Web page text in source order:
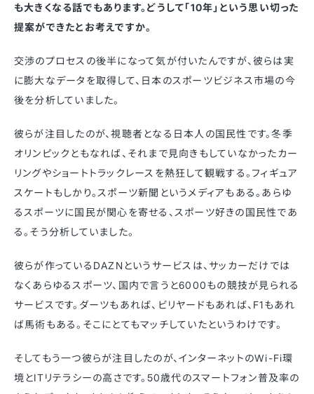
も大きくなる話でもあります。どうして「10年」という思い切った
提案ができたとお考えですか。
交渉のプロセスの後半になって気が付いたんですが、彼らは実
に膨大なデータを取得して、日本のスポーツビジネス市場の今
後を分析していました。
彼らが注目したのが、視聴者となる日本人の国民性です。冬季
オリンピックともなれば、それまで見向きもしていなかったカー
リングやショートトラックレースを熱狂して観戦する。フィギュア
スケートもしかり。スポーツ新聞というメディアもある。あらゆ
るスポーツに国民が関心を寄せる、スポーツ好きの国民性であ
る。そう分析していました。
彼らが作っているDAZNというサービスは、サッカーだけでは
なくあらゆるスポーツ、国内で言うと6000もの競技が見られる
サービスです。ダーツもあれば、ビリヤードもあれば、F1もあれ
ば馬術もある。そこにとてもマッチしていたというわけです。
そしてもう一つ彼らが注目したのが、インターネットのWi-Fi環
境とITリテラシーの高さです。50歳代のスマートフォン普及率の